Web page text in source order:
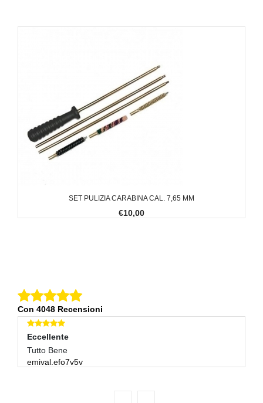
SET PULIZIA CARABINA CAL. 7,65 MM
€10,00
Con 4048 Recensioni
Eccellente
Tutto Bene
emival.efo7v5v